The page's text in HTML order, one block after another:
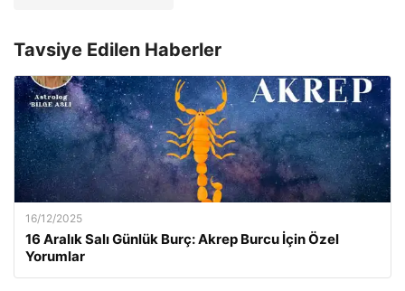
Tavsiye Edilen Haberler
16/12/2025
16 Aralık Salı Günlük Burç: Akrep Burcu İçin Özel
Yorumlar